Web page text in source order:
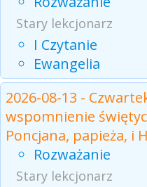
Stary lekcjonarz
I Czytanie
Ewangelia
2026-08-13 -
wspomnienie
Poncjana, papieża, i
Rozważanie
Stary lekcjonarz